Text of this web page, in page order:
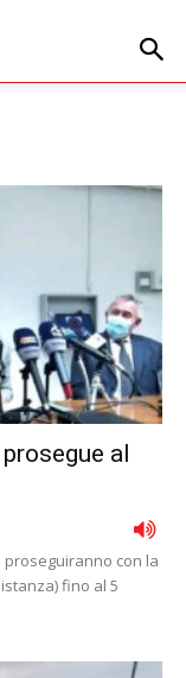
al
con la
fino al 5